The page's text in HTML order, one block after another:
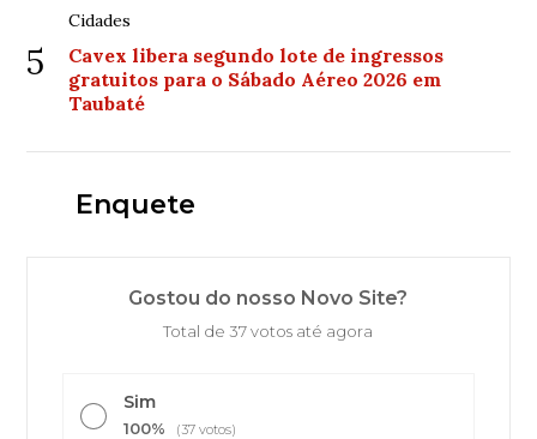
5
Cidades
Cavex libera segundo lote de ingressos
gratuitos para o Sábado Aéreo 2026 em
Taubaté
Enquete
Gostou do nosso Novo Site?
Total de 37 votos até agora
Sim
100% (37 votos)